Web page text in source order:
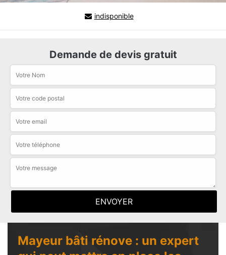
indisponible
Demande de devis gratuit
Mayeur bâti rénove : un expert